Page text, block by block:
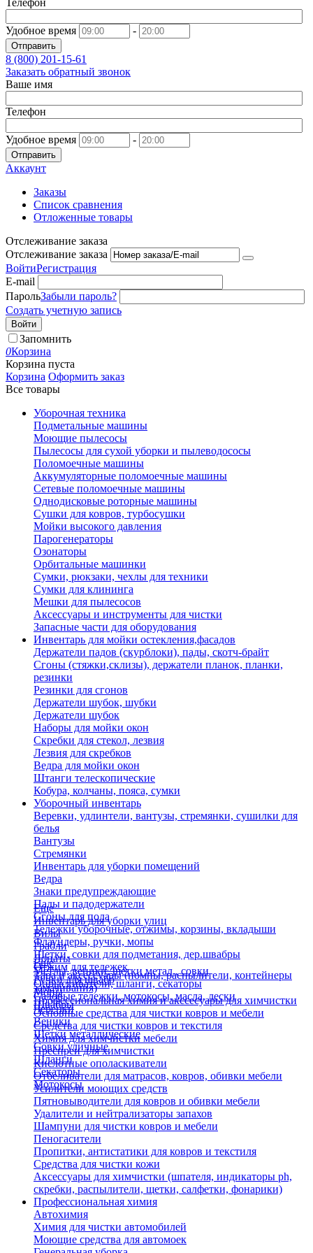
Телефон
Удобное время -
Отправить
8 (800) 201-15-61
Заказать обратный звонок
Ваше имя
Телефон
Удобное время -
Отправить
Аккаунт
Заказы
Список сравнения
Отложенные товары
Отслеживание заказа
Отслеживание заказа
ВойтиРегистрация
E-mail
ПарольЗабыли пароль?
Создать учетную запись
Войти
Запомнить
0Корзина
Корзина пуста
Корзина Оформить заказ
Все товары
Уборочная техника
Подметальные машины
Моющие пылесосы
Пылесосы для сухой уборки и пылеводососы
Поломоечные машины
Аккумуляторные поломоечные машины
Сетевые поломоечные машины
Однодисковые роторные машины
Сушки для ковров, турбосушки
Мойки высокого давления
Парогенераторы
Озонаторы
Орбитальные машинки
Сумки, рюкзаки, чехлы для техники
Сумки для клининга
Мешки для пылесосов
Аксессуары и инструменты для чистки
Запасные части для оборудования
Инвентарь для мойки остекления,фасадов
Держатели падов (скурблоки), пады, скотч-брайт
Сгоны (стяжки,склизы), держатели планок, планки,
резинки
Резинки для сгонов
Держатели шубок, шубки
Держатели шубок
Наборы для мойки окон
Скребки для стекол, лезвия
Лезвия для скребков
Ведра для мойки окон
Штанги телескопические
Кобура, колчаны, пояса, сумки
Уборочный инвентарь
Веревки, удлинтели, вантузы, стремянки, сушилки для
белья
Вантузы
Стремянки
Инвентарь для уборки помещений
Ведра
Знаки предупреждающие
Пады и падодержатели
Сгоны для пола
Тележки уборочные, отжимы, корзины, вкладыши
Флаундеры, ручки, мопы
Щетки, совки для подметания, дер.швабры
Отжим для тележек
Ручки для швабр
Мопы
Швабры
Еще
Инвентарь для уборки улиц
Вилы
Грабли
Лопаты
Метлы, веники, щетки метал., совки
Опрыскиватели, шланги, секаторы
Садовые тележки, мотокосы, масла, лески
Черенки
Веники
Щетки металлические
Совки уличные
Шланги
Секаторы
Мотокосы
Еще
Тара и аксессуары (помпы, распылители, контейнеры
замачивания)
Профессиональная химия и акссесуары для химчистки
Основные средства для чистки ковров и мебели
Средства для чистки ковров и текстиля
Химия для химчистки мебели
Преспреи для химчистки
Кислотные ополаскиватели
Отбеливатели для матрасов, ковров, обивки мебели
Усилители моющих средств
Пятновыводители для ковров и обивки мебели
Удалители и нейтрализаторы запахов
Шампуни для чистки ковров и мебели
Пеногасители
Пропитки, антистатики для ковров и текстиля
Средства для чистки кожи
Аксессуары для химчистки (шпателя, индикаторы ph,
скребки, распылители, щетки, салфетки, фонарики)
Профессиональная химия
Автохимия
Химия для чистки автомобилей
Моющие средства для автомоек